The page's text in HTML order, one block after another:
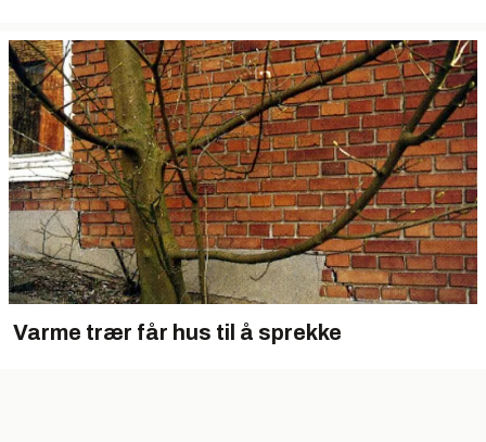
Varme trær får hus til å sprekke